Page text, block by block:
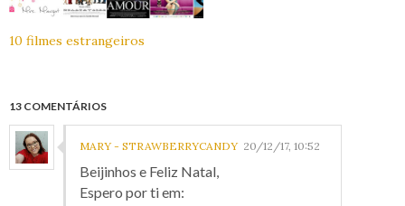
10 filmes estrangeiros
13 COMENTÁRIOS
MARY - STRAWBERRYCANDY 20/12/17, 10:52
Beijinhos e Feliz Natal,
Espero por ti em: